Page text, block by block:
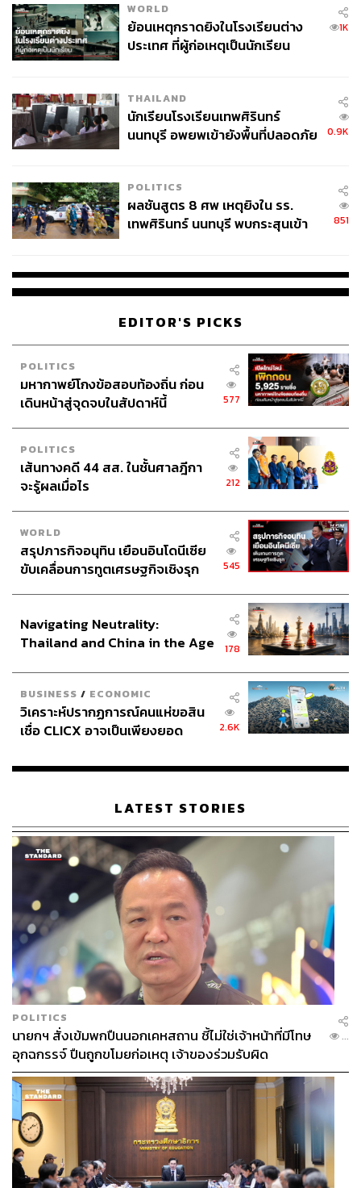
ภาพยนตร์เรื่อง Border
อร์
ภาพยนตร์เรื่องBorderเป็นหนังแนวแฟนตาซีสัญชาติสวีเดน
กำกับโดย อาลี อับบาซี ก่อนหน้านี้ภาพยนตร์เรื่องBorder
ได้
รับเลือกให้เป็นภาพยนตร์สวีเดนดีที่สุด และปีนี้ก็ได้รับการ
ช่างแต่งหน้าผู้เป็นหัวเรี่ยวหัวแรงสำคัญในการสร้างสรรค์ลุค
ของนักแสดงในหนังเรื่องนี้ ได้แก่ ช่างแต่งหน้าเอฟเฟกต์ชาว
สวีดิช เยอรัน ลุนด์สตรอม เขามีชื่อเสียงมากในเรื่องของการ
สำหรับลุคของนักแสดงนำที่รับบทโดย Eva Meilander ถูก
แปลงโฉมครั้งใหญ่ให้ดูเหมือนโทรลล์ ซึ่งเป็นคาแรกเตอร์ที่
อยู่ในนิทานพื้นบ้านแถบประเทศสแกนดิเนเวีย เมื่อ เยอรัน
ลุนด์สตรอม ให้สัมภาษณ์กับ makeupmag.com ว่า เขาไม่รู้
จริงๆ ว่าเมื่อต้องแต่งหน้าให้นักแสดงในภาพยนตร์เรื่องนี้จะ
ต้องทำอะไรบ้างกับการแต่งหน้า “โดยพื้นฐานแล้วผมได้รับ
บรีฟมาว่าพวกเขาเป็นโทรลล์ ผมต้องทำให้พวกเขาดูเหมือน
โทรลล์” และในที่สุดเขาก็สร้างสรรค์ผลงานการแต่งหน้า
เอฟเฟกต์ออกมาได้อย่างน่าชื่นชม คงต้องรอลุ้นกันว่าผลงาน
ของเขาและทีมงานจะยอดเยี่ยมจนสามารถคว้ารางวัลมาได้
หรือไม่
อ้างอิง:
makeupmag.com/oscar-watch-2019-nominees-for-m
www.refinery29.com/en-us/2018/12/218805/margot-r
obbie-mary-queen-of-scots-makeup
en.wikipedia.org/wiki/Border_(2018_Swedish_film)
TAGS: Göran Lundström
Pamela Goldammer
Patricia Dehaney
Jenny Shircore
Jessica Brooks
Vice
Border
Mary Queen of Scots
123
ABOUT THE AUTHOR
ภูริตา บุญล้อม
Beauty Editor | THE STANDARD LIFE
WORLD
ย้อนเหตุกราดยิงในโรงเรียนต่าง
ประเทศ ที่ผู้ก่อเหตุเป็นนักเรียน
1K
THAILAND
นักเรียนโรงเรียนเทพศิรินทร์
นนทบุรี อพยพเข้ายังพื้นที่ปลอดภัย
0.9K
POLITICS
ผลชันสูตร 8 ศพ เหตุยิงใน รร.
เทพศิรินทร์ นนทบุรี พบกระสุนเข้า
851
EDITOR'S PICKS
POLITICS
มหากาพย์โกงข้อสอบท้องถิ่น ก่อน
เดินหน้าสู่จุดจบในสัปดาห์นี้
577
POLITICS
เส้นทางคดี 44 สส. ในชั้นศาลฎีกา
จะรู้ผลเมื่อไร
212
WORLD
สรุปภารกิจอนุทิน เยือนอินโดนีเซีย
ขับเคลื่อนการทูตเศรษฐกิจเชิงรุก
545
Navigating Neutrality:
Thailand and China in the Age
178
BUSINESS / ECONOMIC
วิเคราะห์ปรากฏการณ์คนแห่ขอสิน
เชื่อ CLICX อาจเป็นเพียงยอด
เรือนไทยที่ถูกซุกไว้
2.6K
LATEST STORIES
POLITICS
นายกฯ สั่งเข้มพกปืนนอกเคหสถาน ชี้ไม่ใช่เจ้าหน้าที่มีโทษ
อุกฉกรรจ์ ปืนถูกขโมยก่อเหตุ เจ้าของร่วมรับผิด
...